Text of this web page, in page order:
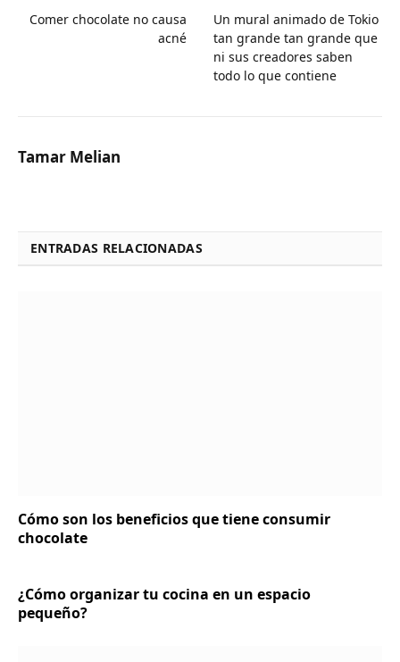
Comer chocolate no causa
acné
Un mural animado de Tokio
tan grande tan grande que
ni sus creadores saben
todo lo que contiene
Tamar Melian
ENTRADAS RELACIONADAS
Cómo son los beneficios que tiene consumir
chocolate
¿Cómo organizar tu cocina en un espacio
pequeño?